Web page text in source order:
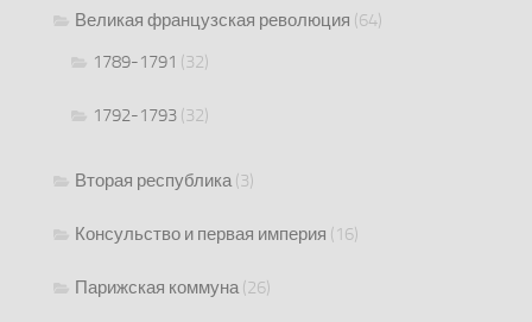
Великая французская революция (64)
1789-1791 (32)
1792-1793 (32)
Вторая республика (3)
Консульство и первая империя (16)
Парижская коммуна (26)